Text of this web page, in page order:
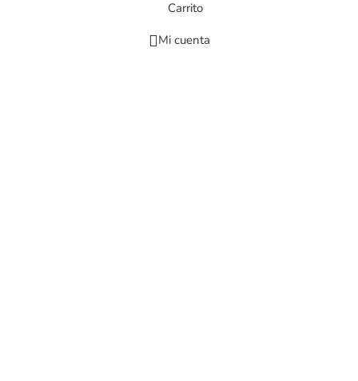
Carrito
Mi cuenta